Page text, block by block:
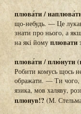
плюва́ти /
що-небудь. — Це
знати про нього, а
на які йому плювати
плюва́ти / плю́нути
Робити комусь щось
ображати. — Ти чого,
язика, мов халяву,
плюнув!? (М.